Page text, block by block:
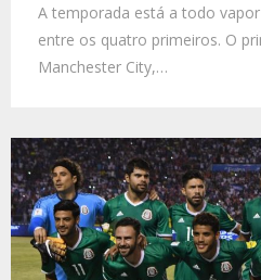
A temporada está a todo
entre os quatro primeiros. O
Manchester City,…